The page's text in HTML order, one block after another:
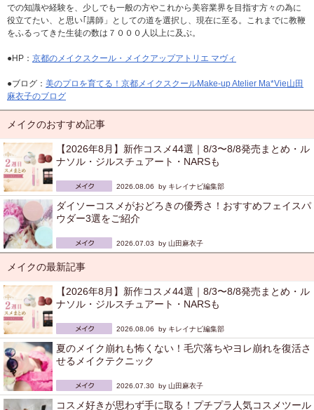
での知識や経験を、少しでも一般の方やこれから美容業界を目指す方々の為に
役立てたい、と思い｢講師」としての道を選択し、現在に至る。これまでに教鞭
をふるってきた生徒の数は７０００人以上に及ぶ。
●HP： 京都のメイクスクール・メイクアップアトリエ マヴィ
●ブログ： 美のプロを育てる！京都メイクスクールMake-up Atelier Ma*Vie山田
麻衣子のブログ
メイクのおすすめ記事
【2026年8月】新作コスメ44選｜8/3〜8/8発売まとめ・ル
ナソル・ジルスチュアート・NARSも
2026.08.06 by キレイナビ編集部
ダイソーコスメがおどろきの優秀さ！おすすめフェイスパ
ウダー3選をご紹介
2026.07.03 by 山田麻衣子
メイクの最新記事
【2026年8月】新作コスメ44選｜8/3〜8/8発売まとめ・ル
ナソル・ジルスチュアート・NARSも
2026.08.06 by キレイナビ編集部
夏のメイク崩れも怖くない！毛穴落ちやヨレ崩れを復活さ
せるメイクテクニック
2026.07.30 by 山田麻衣子
コスメ好きが思わず手に取る！プチプラ人気コスメツール